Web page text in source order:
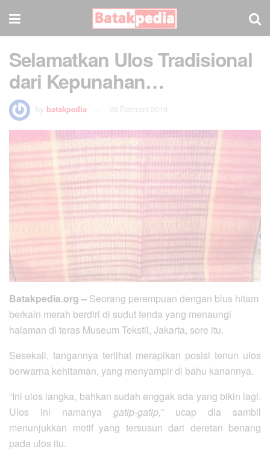
Selamatkan Ulos Tradisional
dari Kepunahan…
by batakpedia 20 Februari 2019
Batakpedia.org – Seorang perempuan dengan blus hitam
berkain merah berdiri di sudut tenda yang menaungi
halaman di teras Museum Tekstil, Jakarta, sore itu.
Sesekali, tangannya terlihat merapikan posisi tenun ulos
berwarna kehitaman, yang menyampir di bahu kanannya.
“Ini ulos langka, bahkan sudah enggak ada yang bikin lagi.
Ulos ini namanya gatip-gatip,” ucap dia sambil
menunjukkan motif yang tersusun dari deretan benang
pada ulos itu.